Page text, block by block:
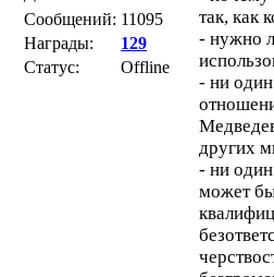
Сообщений: 11095
Награды:
129
Статус:
Offline
так, как
- нужно
- ни
других
- ни
может